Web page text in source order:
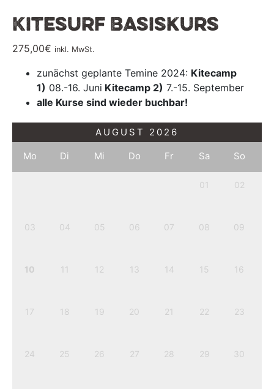
Kitesurf Basiskurs
275,00€ inkl. MwSt.
zunächst geplante Temine 2024: Kitecamp
1) 08.-16. Juni Kitecamp 2) 7.-15. September
alle Kurse sind wieder buchbar!
AUGUST 2026
Mo Di Mi Do Fr Sa So
01 02
03 04 05 06 07 08 09
10 11 12 13 14 15 16
17 18 19 20 21 22 23
24 25 26 27 28 29 30